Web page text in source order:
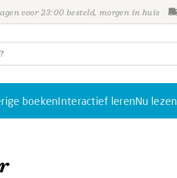
voor 23:00 besteld, morgen in huis
boekenInteractief lerenNu lezen